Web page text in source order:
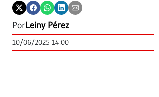
PorLeiny Pérez
10/06/2025 14:00